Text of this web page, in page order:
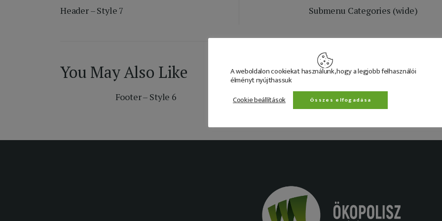
navigáció
Header – Style 7 Submenu Categories (wide)
You May Also Like
Footer – Style 6 Header – Single Post
A weboldalon cookiekat használunk, hogy a legjobb felhasználói
élményt nyújthassuk
Cookie beállítások
Összes elfogadása